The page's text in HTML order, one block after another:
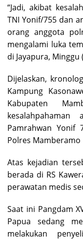
“Jadi, akibat
TNI Yonif/755 dan
orang anggota
mengalami luka
di Jayapura, Minggu
Dijelaskan,
Kampung
Kabupaten
Pamrahwan Yonif
Polres Mamberamo
Atas kejadian
berada di RS
perawatan medis
Saat ini Pangdam
Papua sedang
melakukan